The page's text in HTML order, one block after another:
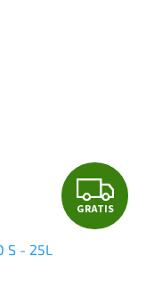
G
R
GRATIS
S - 25L